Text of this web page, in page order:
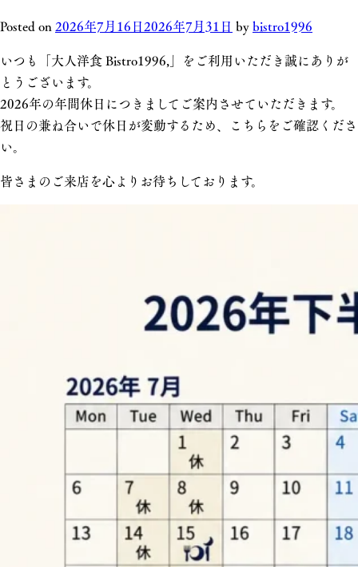
Posted on2026年7月16日2026年7月31日 bybistro1996
いつも「大人洋食 Bistro1996,」をご利用いただき誠にありが
とうございます。
2026年の年間休日につきましてご案内させていただきます。
祝日の兼ね合いで休日が変動するため、こちらをご確認くださ
い。
皆さまのご来店を心よりお待ちしております。